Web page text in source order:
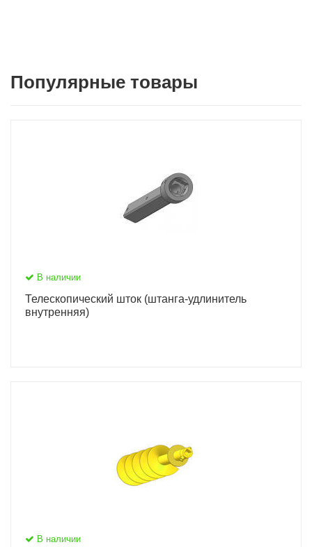
Популярные товары
В наличии
Телескопический шток (штанга-удлинитель
внутренняя)
В наличии